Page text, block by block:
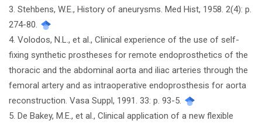
3. Stehbens, W.E., History of aneurysms. Med Hist, 1958. 2(4): p.
274-80.
4. Volodos, N.L., et al., Clinical experience of the use of self-
fixing synthetic prostheses for remote endoprosthetics of the
thoracic and the abdominal aorta and iliac arteries through the
femoral artery and as intraoperative endoprosthesis for aorta
reconstruction. Vasa Suppl, 1991. 33: p. 93-5.
5. De Bakey, M.E., et al., Clinical application of a new flexible